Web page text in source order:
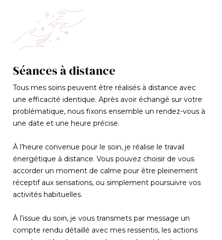
Séances à distance
Tous mes soins peuvent être réalisés à distance avec
une efficacité identique. Après avoir échangé sur votre
problématique, nous fixons ensemble un rendez-vous à
une date et une heure précise.
À l’heure convenue pour le soin, je réalise le travail
énergétique à distance. Vous pouvez choisir de vous
accorder un moment de calme pour être pleinement
réceptif aux sensations, ou simplement poursuivre vos
activités habituelles.
À l’issue du soin, je vous transmets par message un
compte rendu détaillé avec mes ressentis, les actions